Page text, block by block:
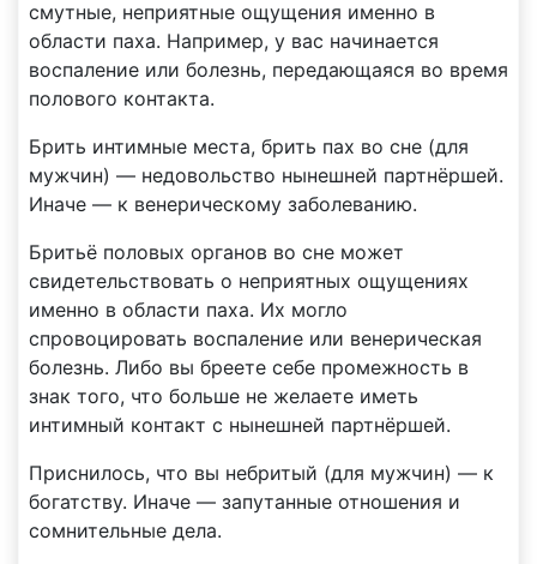
смутные, неприятные ощущения именно в
области паха. Например, у вас начинается
воспаление или болезнь, передающаяся во время
полового контакта.
Брить интимные места, брить пах во сне (для
мужчин) — недовольство нынешней партнёршей.
Иначе — к венерическому заболеванию.
Бритьё половых органов во сне может
свидетельствовать о неприятных ощущениях
именно в области паха. Их могло
спровоцировать воспаление или венерическая
болезнь. Либо вы бреете себе промежность в
знак того, что больше не желаете иметь
интимный контакт с нынешней партнёршей.
Приснилось, что вы небритый (для мужчин) — к
богатству. Иначе — запутанные отношения и
сомнительные дела.